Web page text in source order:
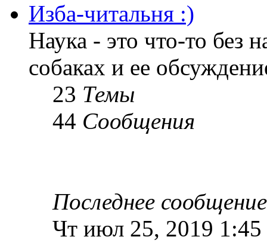
Изба-читальня :)
Наука - это что-то без
собаках и ее
23 Темы
44 Сообщения
Последнее сообщение
Чт июл 25, 2019 1:45